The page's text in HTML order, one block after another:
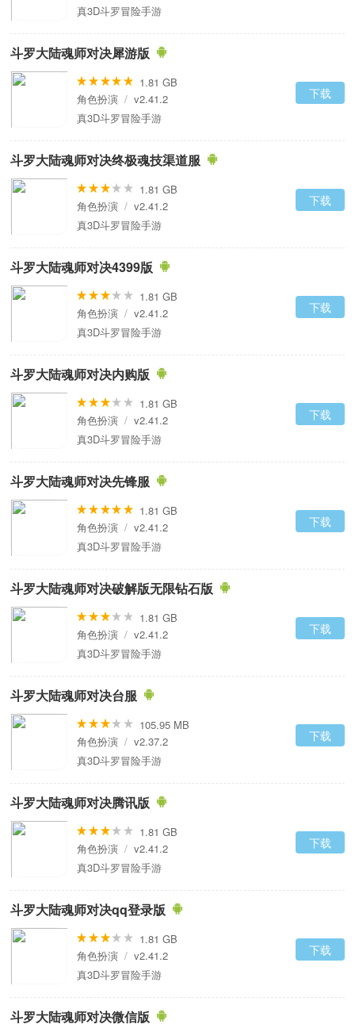
真3D斗罗冒险手游
斗罗大陆魂师对决犀游版
1.81 GB
角色扮演 / v2.41.2
真3D斗罗冒险手游
下载
斗罗大陆魂师对决终极魂技渠道服
1.81 GB
角色扮演 / v2.41.2
真3D斗罗冒险手游
下载
斗罗大陆魂师对决4399版
1.81 GB
角色扮演 / v2.41.2
真3D斗罗冒险手游
下载
斗罗大陆魂师对决内购版
1.81 GB
角色扮演 / v2.41.2
真3D斗罗冒险手游
下载
斗罗大陆魂师对决先锋服
1.81 GB
角色扮演 / v2.41.2
真3D斗罗冒险手游
下载
斗罗大陆魂师对决破解版无限钻石版
1.81 GB
角色扮演 / v2.41.2
真3D斗罗冒险手游
下载
斗罗大陆魂师对决台服
105.95 MB
角色扮演 / v2.37.2
真3D斗罗冒险手游
下载
斗罗大陆魂师对决腾讯版
1.81 GB
角色扮演 / v2.41.2
真3D斗罗冒险手游
下载
斗罗大陆魂师对决qq登录版
1.81 GB
角色扮演 / v2.41.2
真3D斗罗冒险手游
下载
斗罗大陆魂师对决微信版